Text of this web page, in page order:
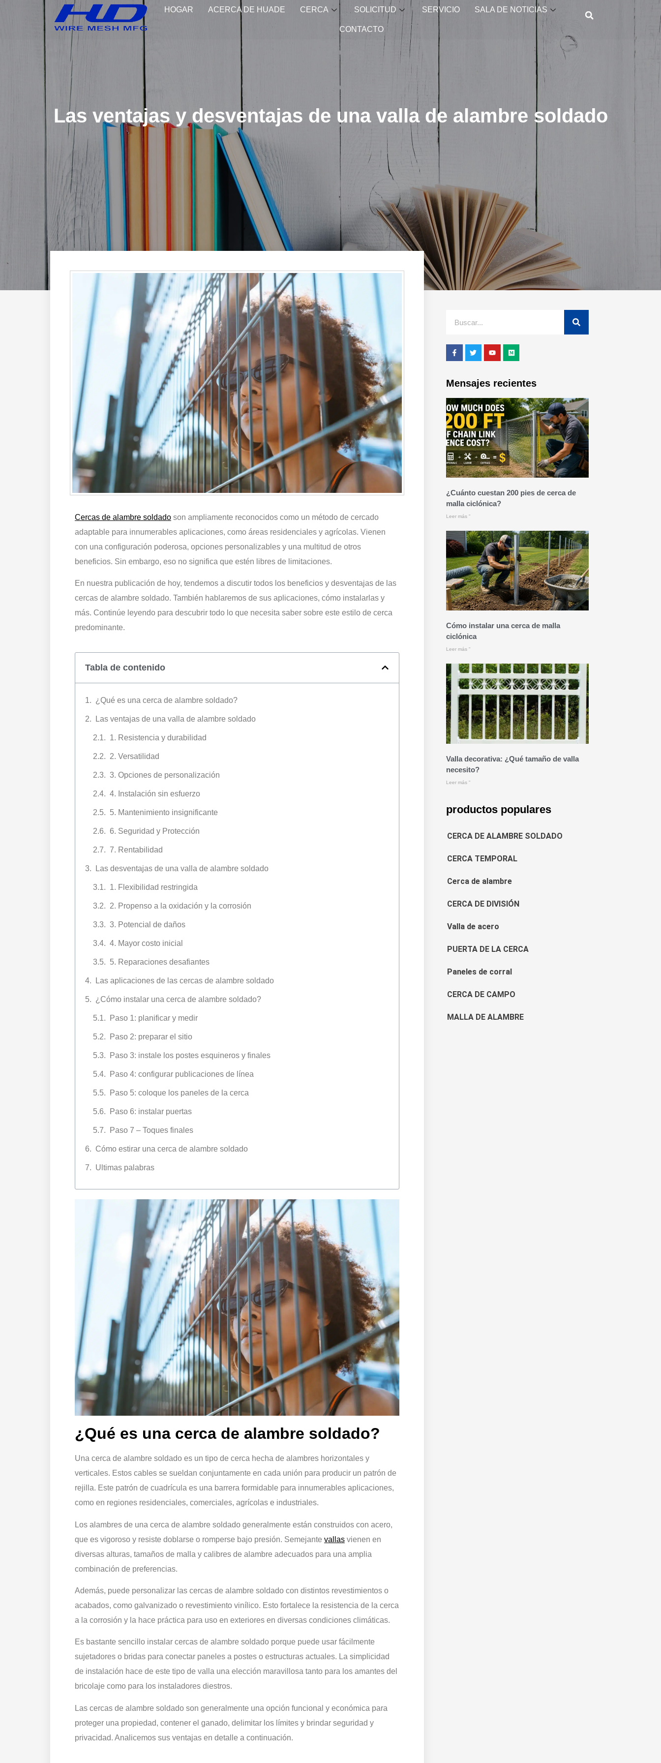
HOGAR ACERCA DE HUADE CERCA SOLICITUD SERVICIO SALA DE NOTICIAS
CONTACTO
Las ventajas y desventajas de una valla de alambre soldado
Cercas de alambre soldado son ampliamente reconocidos como un método de cercado
adaptable para innumerables aplicaciones, como áreas residenciales y agrícolas. Vienen
con una configuración poderosa, opciones personalizables y una multitud de otros
beneficios. Sin embargo, eso no significa que estén libres de limitaciones.
En nuestra publicación de hoy, tendemos a discutir todos los beneficios y desventajas de las
cercas de alambre soldado. También hablaremos de sus aplicaciones, cómo instalarlas y
más. Continúe leyendo para descubrir todo lo que necesita saber sobre este estilo de cerca
predominante.
Tabla de contenido
¿Qué es una cerca de alambre soldado?
Las ventajas de una valla de alambre soldado
1. Resistencia y durabilidad
2. Versatilidad
3. Opciones de personalización
4. Instalación sin esfuerzo
5. Mantenimiento insignificante
6. Seguridad y Protección
7. Rentabilidad
Las desventajas de una valla de alambre soldado
1. Flexibilidad restringida
2. Propenso a la oxidación y la corrosión
3. Potencial de daños
4. Mayor costo inicial
5. Reparaciones desafiantes
Las aplicaciones de las cercas de alambre soldado
¿Cómo instalar una cerca de alambre soldado?
Paso 1: planificar y medir
Paso 2: preparar el sitio
Paso 3: instale los postes esquineros y finales
Paso 4: configurar publicaciones de línea
Paso 5: coloque los paneles de la cerca
Paso 6: instalar puertas
Paso 7 – Toques finales
Cómo estirar una cerca de alambre soldado
Ultimas palabras
¿Qué es una cerca de alambre soldado?
Una cerca de alambre soldado es un tipo de cerca hecha de alambres horizontales y
verticales. Estos cables se sueldan conjuntamente en cada unión para producir un patrón de
rejilla. Este patrón de cuadrícula es una barrera formidable para innumerables aplicaciones,
como en regiones residenciales, comerciales, agrícolas e industriales.
Los alambres de una cerca de alambre soldado generalmente están construidos con acero,
que es vigoroso y resiste doblarse o romperse bajo presión. Semejante vallas vienen en
diversas alturas, tamaños de malla y calibres de alambre adecuados para una amplia
combinación de preferencias.
Además, puede personalizar las cercas de alambre soldado con distintos revestimientos o
acabados, como galvanizado o revestimiento vinílico. Esto fortalece la resistencia de la cerca
a la corrosión y la hace práctica para uso en exteriores en diversas condiciones climáticas.
Es bastante sencillo instalar cercas de alambre soldado porque puede usar fácilmente
sujetadores o bridas para conectar paneles a postes o estructuras actuales. La simplicidad
de instalación hace de este tipo de valla una elección maravillosa tanto para los amantes del
bricolaje como para los instaladores diestros.
Las cercas de alambre soldado son generalmente una opción funcional y económica para
proteger una propiedad, contener el ganado, delimitar los límites y brindar seguridad y
privacidad. Analicemos sus ventajas en detalle a continuación.
Mensajes recientes
¿Cuánto cuestan 200 pies de cerca de
malla ciclónica?
Leer más "
Cómo instalar una cerca de malla
ciclónica
Leer más "
Valla decorativa: ¿Qué tamaño de valla
necesito?
Leer más "
productos populares
CERCA DE ALAMBRE SOLDADO
CERCA TEMPORAL
Cerca de alambre
CERCA DE DIVISIÓN
Valla de acero
PUERTA DE LA CERCA
Paneles de corral
CERCA DE CAMPO
MALLA DE ALAMBRE